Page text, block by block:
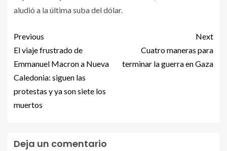
aludió a la última suba del dólar.
Previous
El viaje frustrado de
Emmanuel Macron a Nueva
Caledonia: siguen las
protestas y ya son siete los
muertos
Next
Cuatro maneras para
terminar la guerra en Gaza
Deja un comentario